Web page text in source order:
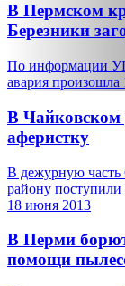
В Пермском
Березники
По информации
авария
В Чайковском
аферистку
В дежурную
району поступили
18 июня 2013
В Перми
помощи